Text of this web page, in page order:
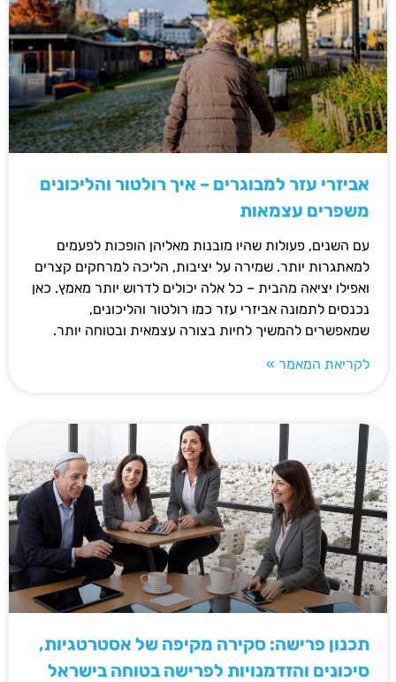
אביזרי עזר למבוגרים – איך רולטור והליכונים
משפרים עצמאות
עם השנים, פעולות שהיו מובנות מאליהן הופכות לפעמים
למאתגרות יותר. שמירה על יציבות, הליכה למרחקים קצרים
ואפילו יציאה מהבית – כל אלה יכולים לדרוש יותר מאמץ. כאן
נכנסים לתמונה אביזרי עזר כמו רולטור והליכונים,
שמאפשרים להמשיך לחיות בצורה עצמאית ובטוחה יותר.
לקריאת המאמר »
תכנון פרישה: סקירה מקיפה של אסטרטגיות,
סיכונים והזדמנויות לפרישה בטוחה בישראל